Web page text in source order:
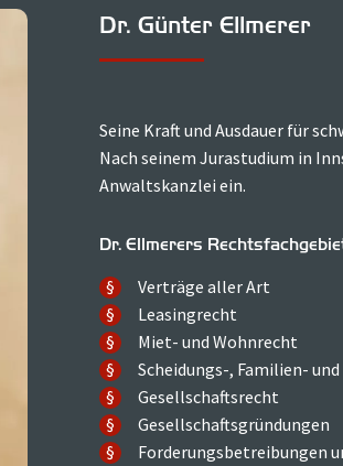
Dr. Günter Ellmerer
Seine Kraft und Ausdauer für
Nach seinem Jurastudium in
Anwaltskanzlei ein.
Dr. Ellmerers
Verträge aller Art
Leasingrecht
Miet- und Wohnrecht
Scheidungs-, Familien-
Gesellschaftsrecht
Gesellschaftsgründungen
Forderungsbetreibungen